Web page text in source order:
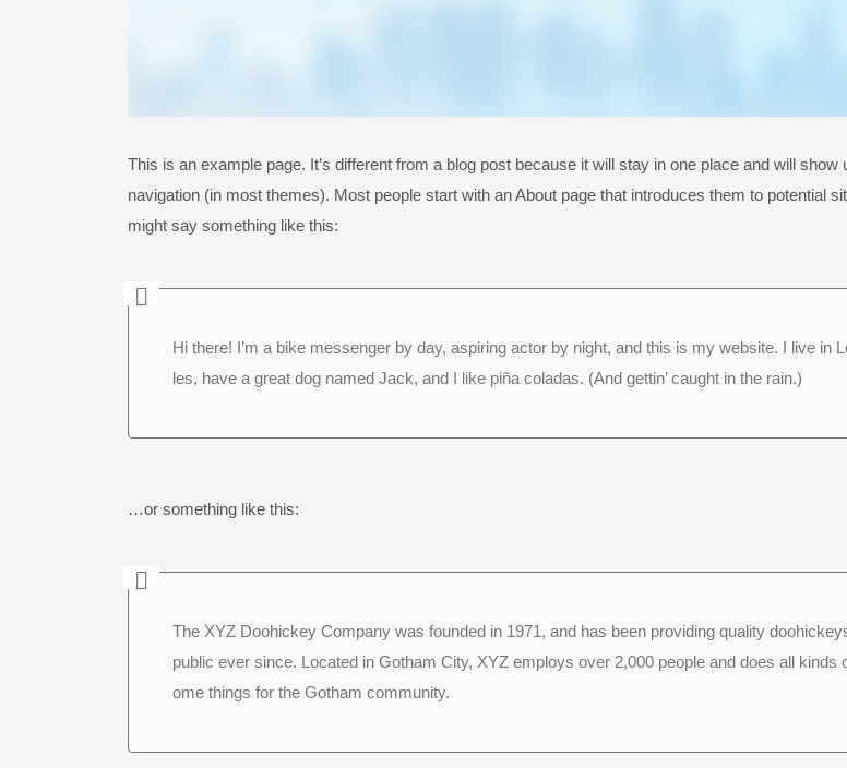
This is an example page. It’s different from a blog post because it will stay in one place and will show
navigation (in most themes). Most people start with an About page that introduces them to potential
might say something like this:
Hi there! I’m a bike messenger by day, aspiring actor by night, and this is my website. I live in
les, have a great dog named Jack, and I like piña coladas. (And gettin’ caught in the rain.)
…or something like this:
The XYZ Doohickey Company was founded in 1971, and has been providing quality
public ever since. Located in Gotham City, XYZ employs over 2,000 people and does all kinds
ome things for the Gotham community.